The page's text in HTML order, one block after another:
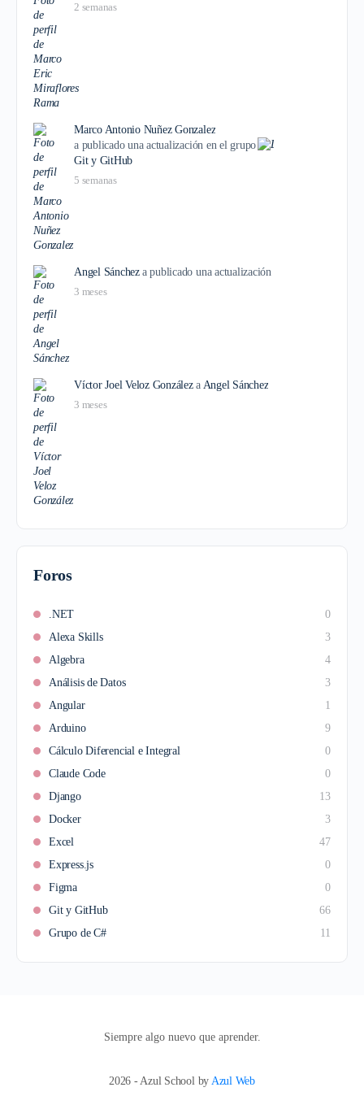
2 semanas
Marco Antonio Nuñez Gonzalez
a publicado una actualización en el grupo
Git y GitHub
5 semanas
Angel Sánchez a publicado una actualización
3 meses
Víctor Joel Veloz González a Angel Sánchez
3 meses
Foros
.NET
0
Alexa Skills
3
Algebra
4
Análisis de Datos
3
Angular
1
Arduino
9
Cálculo Diferencial e Integral
0
Claude Code
0
Django
13
Docker
3
Excel
47
Express.js
0
Figma
0
Git y GitHub
66
Grupo de C#
11
Siempre algo nuevo que aprender.
2026 - Azul School by Azul Web